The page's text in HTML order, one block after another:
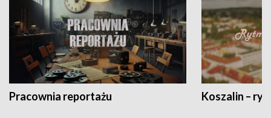
Pracownia reportażu Koszalin –